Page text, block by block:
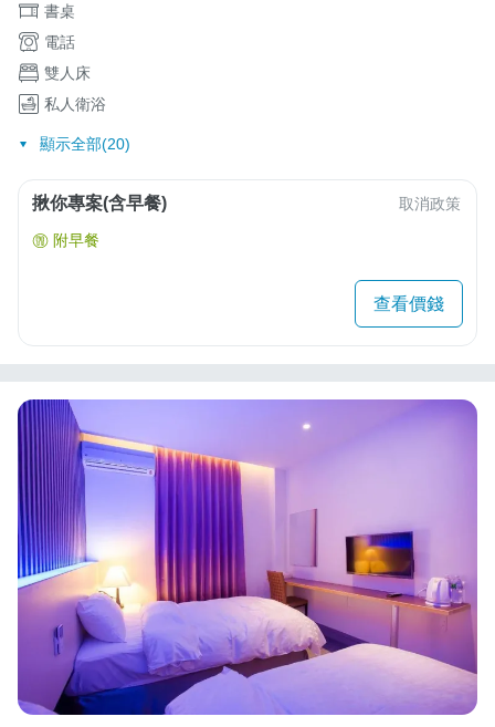
書桌
電話
雙人床
私人衛浴
顯示全部(20)
揪你專案(含早餐) 取消政策
附早餐
查看價錢